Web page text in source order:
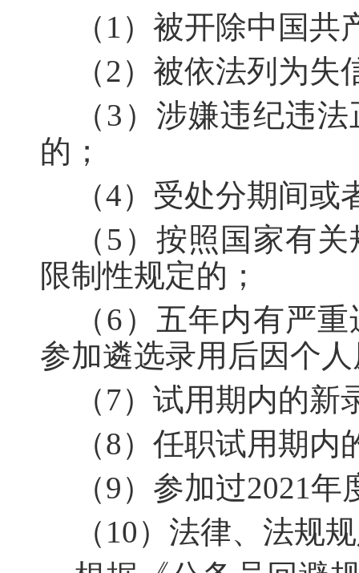
（1）被开除中国共
（2）被依法列为
（3）涉嫌违纪违
的；
（4）受处分期间
（5）按照国家有
限制性规定的；
（6）五年内有严
参加遴选录用后因个
（7）试用期内的新
（8）任职试用期内
（9）参加过2021
（10）法律、法